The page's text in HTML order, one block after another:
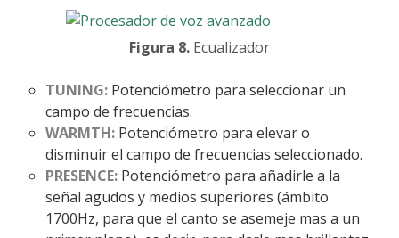
Figura 8. Ecualizador
TUNING: Potenciómetro para seleccionar un
campo de frecuencias.
WARMTH: Potenciómetro para elevar o
disminuir el campo de frecuencias seleccionado.
PRESENCE: Potenciómetro para añadirle a la
señal agudos y medios superiores (ámbito
1700Hz, para que el canto se asemeje mas a un